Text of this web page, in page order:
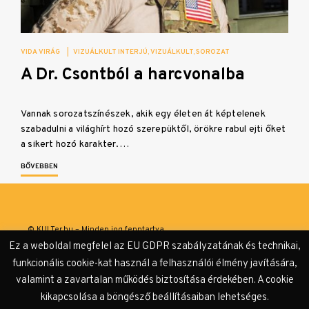
VIDA VIRÁG VIZUÁLKULT INTERJÚ VIZUÁLKULT SOROZAT
A Dr. Csontból a harcvonalba
Vannak sorozatszínészek, akik egy életen át képtelenek
szabadulni a világhírt hozó szerepüktől, örökre rabul ejti őket
a sikert hozó karakter.…
BŐVEBBEN
© KULTer.hu – Minden jog fenntartva
Adatvédelmi tájékoztató
Ez a weboldal megfelel az EU GDPR szabályzatának és technikai,
funkcionális cookie-kat használ a felhasználói élmény javítására,
valamint a zavartalan működés biztosítása érdekében. A cookie
kikapcsolása a böngésző beállításaiban lehetséges.